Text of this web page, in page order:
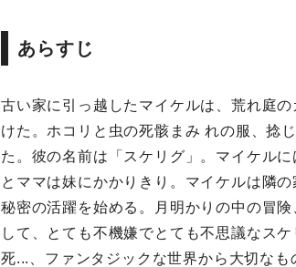
あらすじ
古い家に引っ越したマイケルは、荒れ庭
けた。ホコリと虫の死骸まみ れの服、捻
た。彼の名前は「スケリグ」。マイケル
とママは妹にかかりきり。マイケルは隣
秘密の活躍を始める。月明かりの中の冒
して、とても不機嫌でとても不思議なス
死...、ファンタジックな世界から大切な